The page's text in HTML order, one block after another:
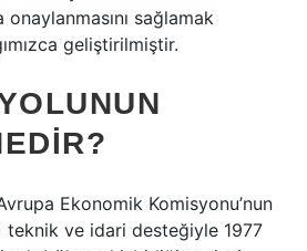
sağlamak
geliştirilmiştir.
Ekonomik Komisyonu’nun
teknik ve idari desteğiyle 1977